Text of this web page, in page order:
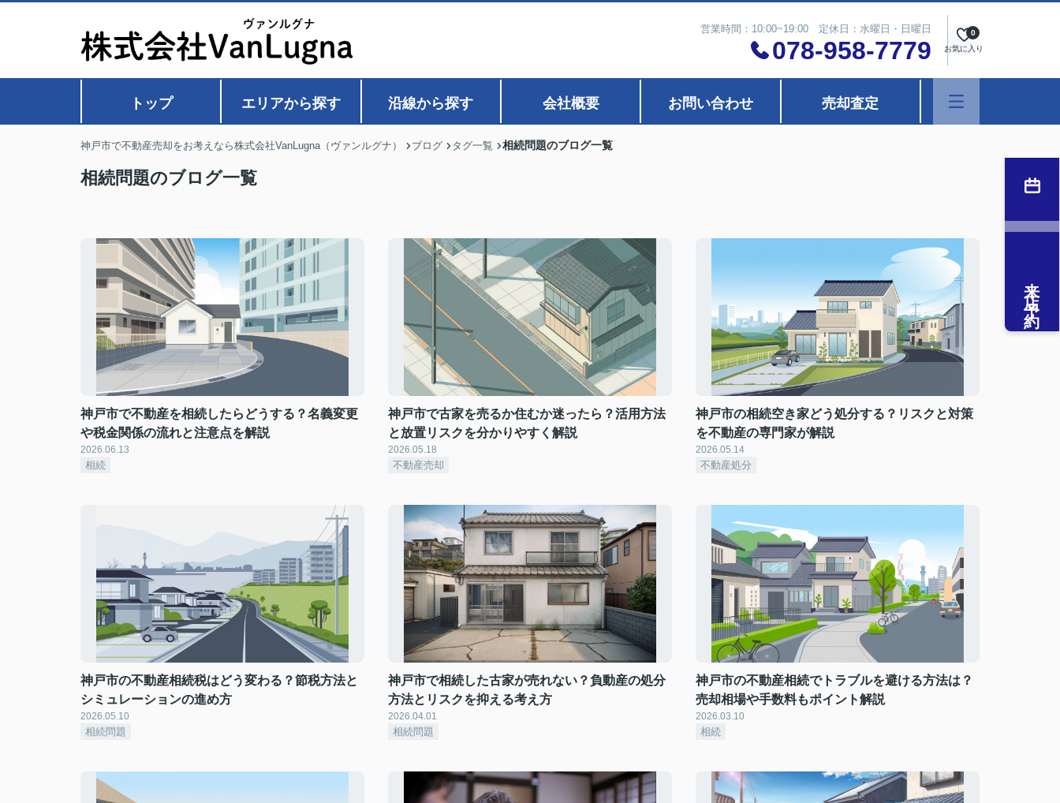
営業時間：10:00~19:00 定休日：水曜日・日曜日
078-958-7779 お気に入り
0
トップ エリアから探す 沿線から探す 会社概要 お問い合わせ 売却査定
神戸市で不動産売却をお考えなら株式会社VanLugna（ヴァンルグナ） ブログ タグ一覧 相続問題のブログ一覧
相続問題のブログ一覧
神戸市で不動産を相続したらどうする？名義変更
や税金関係の流れと注意点を解説
2026.06.13
相続
神戸市で古家を売るか住むか迷ったら？活用方法
と放置リスクを分かりやすく解説
2026.05.18
不動産売却
神戸市の相続空き家どう処分する？リスクと対策
を不動産の専門家が解説
2026.05.14
不動産処分
神戸市の不動産相続税はどう変わる？節税方法と
シミュレーションの進め方
2026.05.10
相続問題
神戸市で相続した古家が売れない？負動産の処分
方法とリスクを抑える考え方
2026.04.01
相続問題
神戸市の不動産相続でトラブルを避ける方法は？
売却相場や手数料もポイント解説
2026.03.10
相続
来店予約